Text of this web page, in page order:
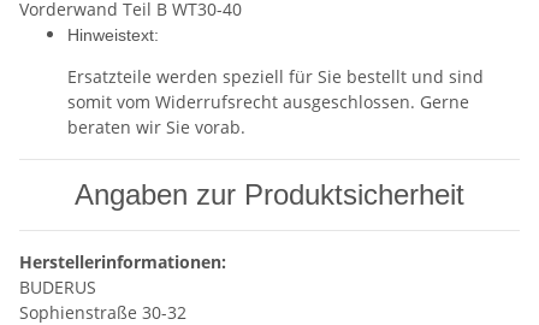
Vorderwand Teil B WT30-40
Hinweistext:
Ersatzteile werden speziell für Sie bestellt und sind
somit vom Widerrufsrecht ausgeschlossen. Gerne
beraten wir Sie vorab.
Angaben zur Produktsicherheit
Herstellerinformationen:
BUDERUS
Sophienstraße 30-32